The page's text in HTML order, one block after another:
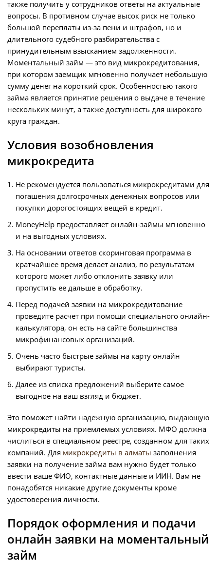
также получить у сотрудников ответы на актуальные
вопросы. В противном случае высок риск не только
большой переплаты из-за пени и штрафов, но и
длительного судебного разбирательства с
принудительным взысканием задолженности.
Моментальный займ — это вид микрокредитования,
при котором заемщик мгновенно получает небольшую
сумму денег на короткий срок. Особенностью такого
займа является принятие решения о выдаче в течение
нескольких минут, а также доступность для широкого
круга граждан.
Условия возобновления
микрокредита
Не рекомендуется пользоваться микрокредитами для
погашения долгосрочных денежных вопросов или
покупки дорогостоящих вещей в кредит.
MoneyHelp предоставляет онлайн-займы мгновенно
и на выгодных условиях.
На основании ответов скоринговая программа в
кратчайшее время делает анализ, по результатам
которого может либо отклонить заявку или
пропустить ее дальше в обработку.
Перед подачей заявки на микрокредитование
проведите расчет при помощи специального онлайн-
калькулятора, он есть на сайте большинства
микрофинансовых организаций.
Очень часто быстрые займы на карту онлайн
выбирают туристы.
Далее из списка предложений выберите самое
выгодное на ваш взгляд и бюджет.
Это поможет найти надежную организацию, выдающую
микрокредиты на приемлемых условиях. МФО должна
числиться в специальном реестре, созданном для таких
компаний. Для микрокредиты в алматы заполнения
заявки на получение займа вам нужно будет только
ввести ваше ФИО, контактные данные и ИИН. Вам не
понадобятся никакие другие документы кроме
удостоверения личности.
Порядок оформления и подачи
онлайн заявки на моментальный
займ